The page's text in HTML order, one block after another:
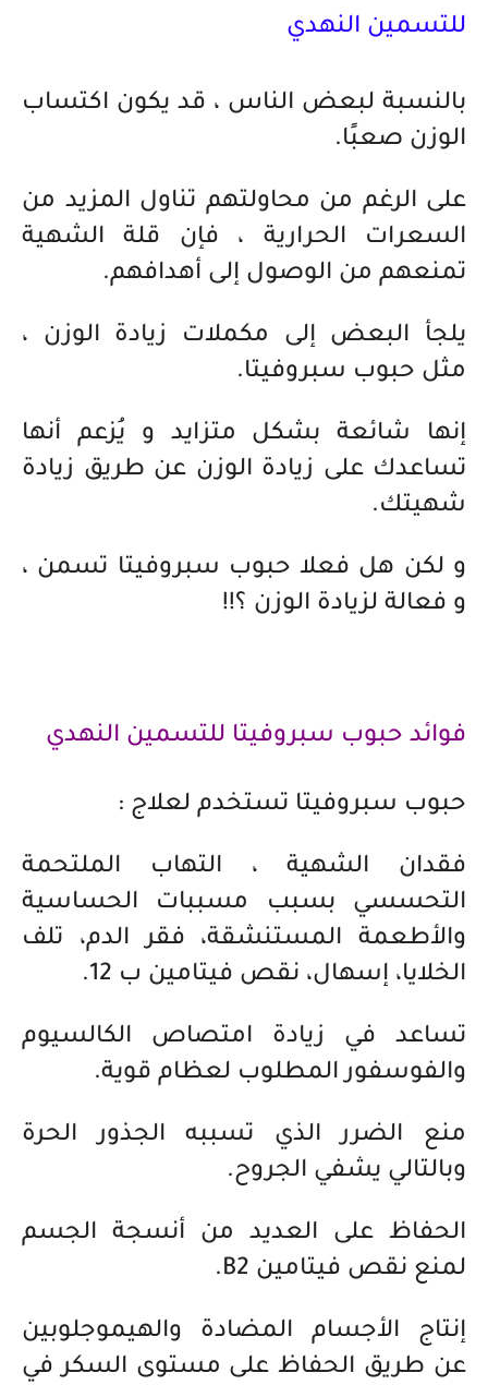
للتسمين النهدي
بالنسبة لبعض الناس ، قد يكون اكتساب
الوزن صعبًا.
على الرغم من محاولتهم تناول المزيد من
السعرات الحرارية ، فإن قلة الشهية
تمنعهم من الوصول إلى أهدافهم.
يلجأ البعض إلى مكملات زيادة الوزن ،
مثل حبوب سبروفيتا.
إنها شائعة بشكل متزايد و يُزعم أنها
تساعدك على زيادة الوزن عن طريق زيادة
شهيتك.
و لكن هل فعلا حبوب سبروفيتا تسمن ،
و فعالة لزيادة الوزن ؟!!
فوائد حبوب سبروفيتا للتسمين النهدي
حبوب سبروفيتا تستخدم لعلاج :
فقدان الشهية ، التهاب الملتحمة
التحسسي بسبب مسببات الحساسية
والأطعمة المستنشقة، فقر الدم، تلف
الخلايا، إسهال، نقص فيتامين ب 12.
تساعد في زيادة امتصاص الكالسيوم
والفوسفور المطلوب لعظام قوية.
منع الضرر الذي تسببه الجذور الحرة
وبالتالي يشفي الجروح.
الحفاظ على العديد من أنسجة الجسم
لمنع نقص فيتامين B2.
إنتاج الأجسام المضادة والهيموجلوبين
عن طريق الحفاظ على مستوى السكر في